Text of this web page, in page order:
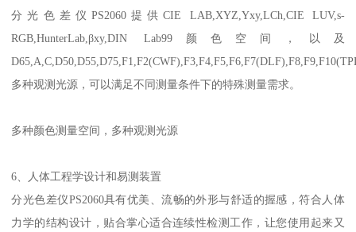
分光色差仪 PS2060 提供CIE LAB,XYZ,Yxy,LCh,CIE LUV,s-
RGB,HunterLab, βxy,DIN Lab99 颜色空间，以及
多种观测光源，可以满足不同测量条件下的特殊测量需求。
多种颜色测量空间，多种观测光源
6 、人体工程学设计和易测装置
分光色差仪PS2060具有优美、流畅的外形与舒适的握感，符合人体
力学的结构设计，贴合掌心适合连续性检测工作，让您使用起来又